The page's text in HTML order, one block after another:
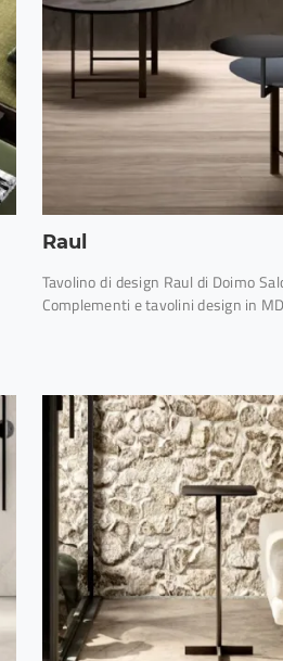
Raul
Tavolino di design Raul di Doimo
Complementi e tavolini design in